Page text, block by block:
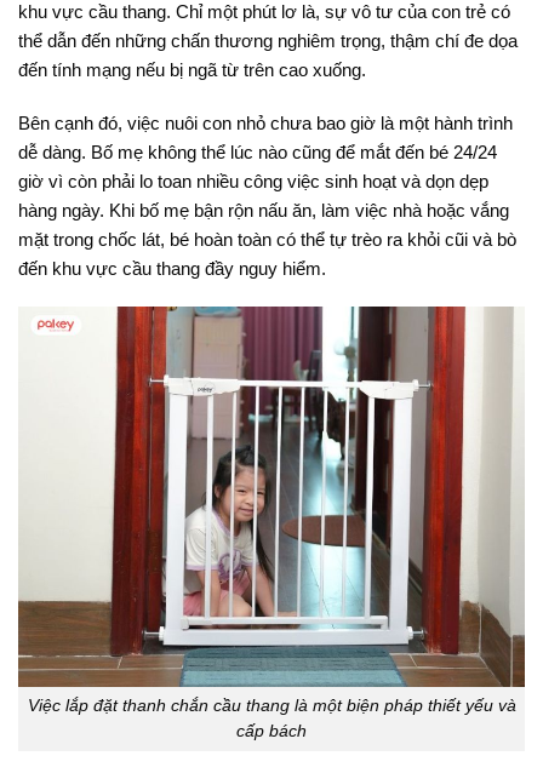
khu vực cầu thang. Chỉ một phút lơ là, sự vô tư của con trẻ có
thể dẫn đến những chấn thương nghiêm trọng, thậm chí đe dọa
đến tính mạng nếu bị ngã từ trên cao xuống.
Bên cạnh đó, việc nuôi con nhỏ chưa bao giờ là một hành trình
dễ dàng. Bố mẹ không thể lúc nào cũng để mắt đến bé 24/24
giờ vì còn phải lo toan nhiều công việc sinh hoạt và dọn dẹp
hàng ngày. Khi bố mẹ bận rộn nấu ăn, làm việc nhà hoặc vắng
mặt trong chốc lát, bé hoàn toàn có thể tự trèo ra khỏi cũi và bò
đến khu vực cầu thang đầy nguy hiểm.
Việc lắp đặt thanh chắn cầu thang là một biện pháp thiết yếu và
cấp bách